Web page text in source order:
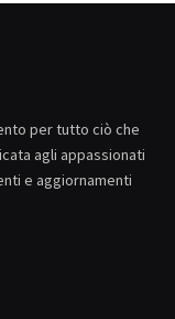
per tutto ciò che
agli appassionati
e aggiornamenti